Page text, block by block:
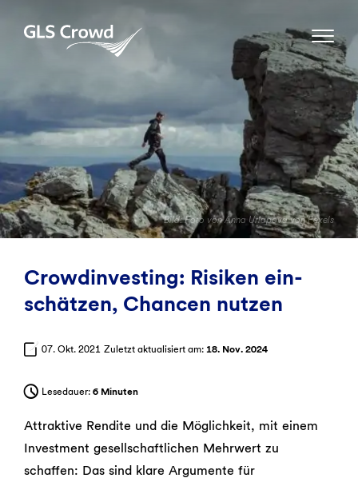
content
GLS Crowd
Bild: Foto von Anna Urlapova von Pexels
Crowd­investing: Risiken ein­
schätzen, Chancen nutzen
07. Okt. 2021 Zuletzt aktualisiert am: 18. Nov. 2024
Lesedauer: 6 Minuten
Attraktive Rendite und die Möglichkeit, mit einem
Investment gesellschaftlichen Mehrwert zu
schaffen: Das sind klare Argumente für